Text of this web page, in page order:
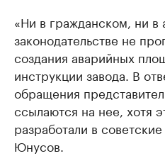
«Ни в гражданском, ни в
законодательстве не
создания аварийных
инструкции завода. В
обращения
ссылаются на нее, хотя
разработали в
Юнусов.